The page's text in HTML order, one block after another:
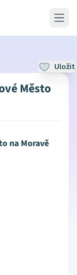
Open
Uložit
Město
na Moravě